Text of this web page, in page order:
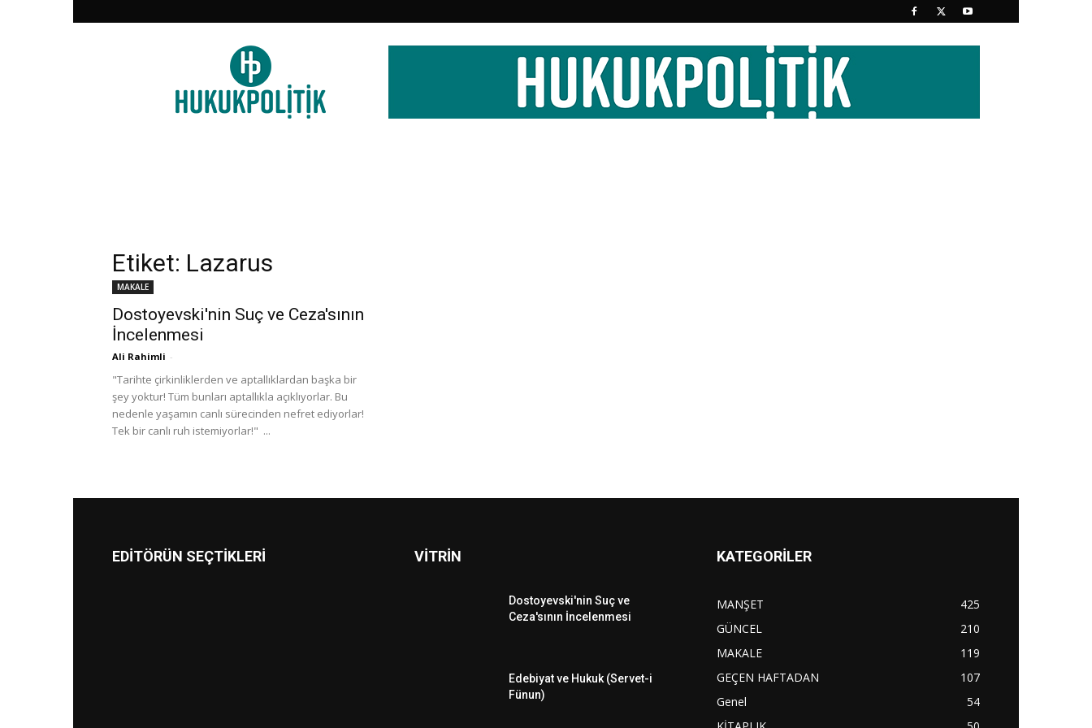
HukukPolitik
Etiket: Lazarus
MAKALE
Dostoyevski'nin Suç ve Ceza'sının
İncelenmesi
Ali Rahimli -
"Tarihte çirkinliklerden ve aptallıklardan başka bir
şey yoktur! Tüm bunları aptallıkla açıklıyorlar. Bu
nedenle yaşamın canlı sürecinden nefret ediyorlar!
Tek bir canlı ruh istemiyorlar!" ...
EDİTÖRÜN SEÇTİKLERİ VİTRİN
Dostoyevski'nin Suç ve
Ceza'sının İncelenmesi
Edebiyat ve Hukuk (Servet-i
Fünun)
KATEGORİLER
MANŞET
425
GÜNCEL
210
MAKALE
119
GEÇEN HAFTADAN
107
Genel
54